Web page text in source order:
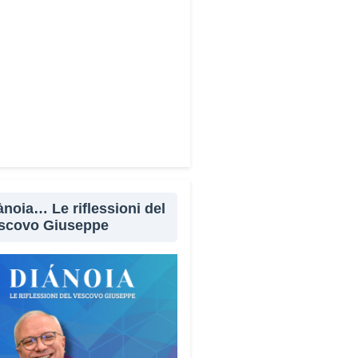
Le riflessioni del
Giuseppe